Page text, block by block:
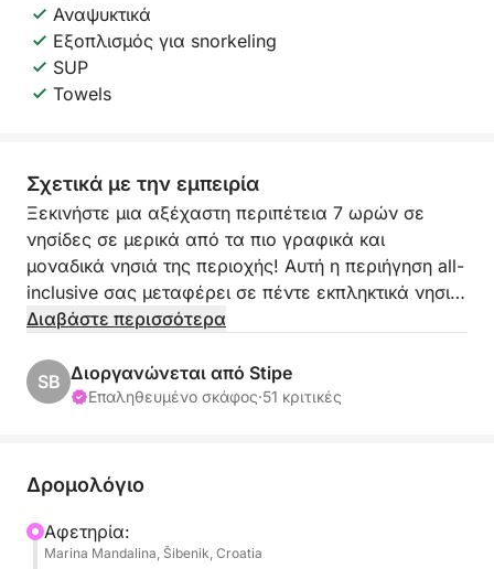
Αναψυκτικά
Εξοπλισμός για snorkeling
SUP
Towels
Σχετικά με την εμπειρία
Ξεκινήστε μια αξέχαστη περιπέτεια 7 ωρών σε
νησίδες σε μερικά από τα πιο γραφικά και
μοναδικά νησιά της περιοχής! Αυτή η περιήγηση all-
inclusive σας μεταφέρει σε πέντε εκπληκτικά νησιά,
το καθένα με τη δική του γοητεία και ομορφιά.
Αγίου Νικολάου, όπου θα κάνετε ένα βήμα πίσω
στο χρόνο και θα εξερευνήσετε τα ερείπια αυτής
έναν γαλήνιο παράδεισο χωρίς αυτοκίνητα, ιδανικό
για χαλαρωτικές βόλτες και στιγμές στην παραλία.
Διαβάστε περισσότερα
SB Διοργανώνεται από Stipe
Επαληθευμένο σκάφος·51 κριτικές
Δρομολόγιο
Αφετηρία:
Marina Mandalina, Šibenik, Croatia